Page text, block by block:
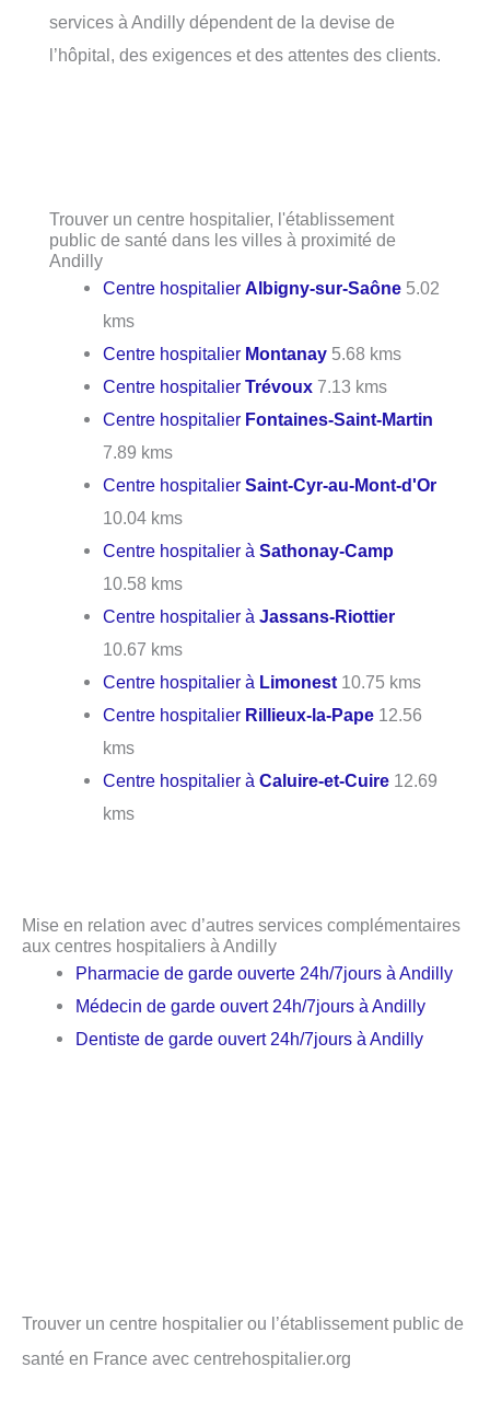
services à Andilly dépendent de la devise de
l’hôpital, des exigences et des attentes des clients.
Trouver un centre hospitalier, l'établissement
public de santé dans les villes à proximité de
Andilly
Centre hospitalierAlbigny-sur-Saône 5.02
kms
Centre hospitalier Montanay 5.68 kms
Centre hospitalierTrévoux 7.13 kms
Centre hospitalier Fontaines-Saint-Martin
7.89 kms
Centre hospitalierSaint-Cyr-au-Mont-d'Or
10.04 kms
Centre hospitalier àSathonay-Camp
10.58 kms
Centre hospitalier àJassans-Riottier
10.67 kms
Centre hospitalier à Limonest 10.75 kms
Centre hospitalier Rillieux-la-Pape 12.56
kms
Centre hospitalier àCaluire-et-Cuire 12.69
kms
Mise en relation avec d’autres services complémentaires
aux centres hospitaliers à Andilly
Pharmacie de garde ouverte 24h/7jours à Andilly
Médecin de garde ouvert 24h/7jours à Andilly
Dentiste de garde ouvert 24h/7jours à Andilly
Trouver un centre hospitalier ou l’établissement public de
santé en France avec centrehospitalier.org